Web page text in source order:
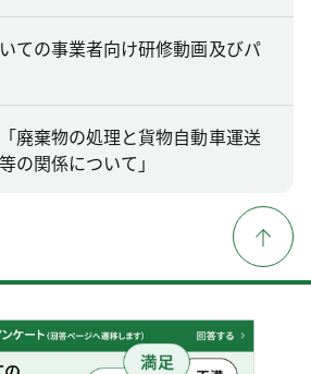
ての事業者向け研修動画及びパ
廃棄物の処理と貨物自動車運送
の関係について」